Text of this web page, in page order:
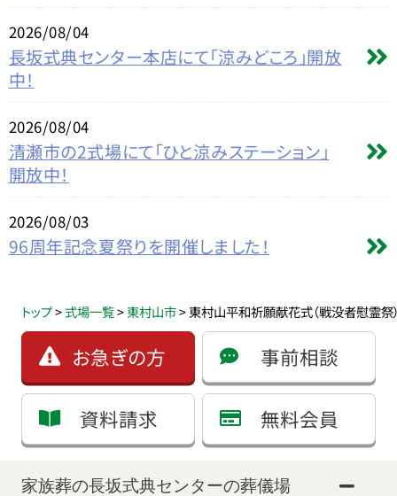
2026/08/04
長坂式典センター本店にて「涼みどころ」開放
中！
2026/08/04
清瀬市の2式場にて「ひと涼みステーション」
開放中！
2026/08/03
96周年記念夏祭りを開催しました！
トップ>式場一覧>東村山市>東村山平和祈願献花式（戦没者慰霊祭
お急ぎの方 事前相談
資料請求 無料会員
家族葬の長坂式典センターの葬儀場